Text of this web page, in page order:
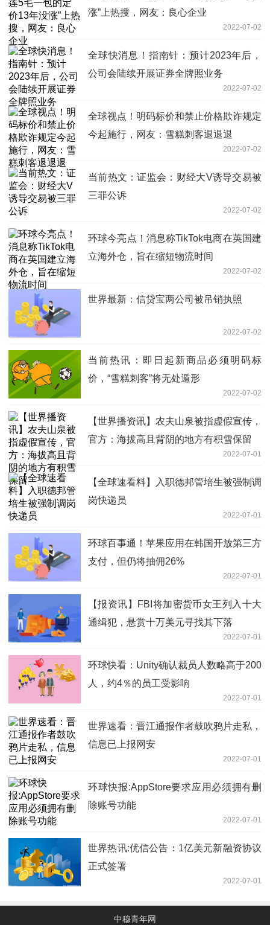
涨”上热搜，网友：良心企业
2022-07-02
全球快消息！指南针：预计2023年后，
公司会陆续开展证券全牌照业务
2022-07-02
全球视点！明码标价和禁止价格欺诈规定
今起施行，网友：雪糕刺客退退退
2022-07-02
当前热文：证监会：财经大V诱导交易被
三罪公诉
2022-07-02
环球今亮点！消息称TikTok电商在英国建
立海外仓，旨在缩短物流时间
2022-07-02
世界最新：信贷宝两公司被吊销执照
2022-07-02
当前热讯：即日起新商品必须明码标
价，“雪糕刺客”将无处遁形
2022-07-02
【世界播资讯】农夫山泉被指虚假宣传，
官方：海拔高且背阴的地方有积雪保留
2022-07-01
【全球速看料】入职德邦管培生被强制调
岗快递员
2022-07-01
环球百事通！苹果应用在韩国开放第三方
支付，但仍将抽佣26%
2022-07-01
【报资讯】FBI将加密货币女王列入十大
通缉犯，悬赏十万美元寻找其下落
2022-07-01
环球快看：Unity确认裁员人数略高于200
人，约4％的员工受影响
2022-07-01
世界速看：晋江通报作者鼓吹鸦片走私，
信息已上报网安
2022-07-01
环球快报:AppStore要求应用必须拥有删
除账号功能
2022-07-01
世界热讯:优信公告：1亿美元新融资协议
正式签署
2022-07-01
中穆青年网